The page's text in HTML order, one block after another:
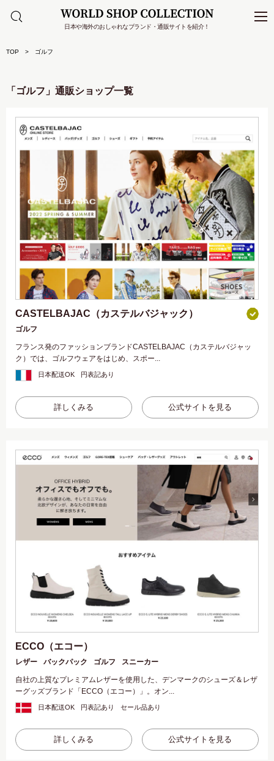
日本や海外のおしゃれなブランド・通販サイトを紹介！
TOP ゴルフ
「ゴルフ」通販ショップ一覧
CASTELBAJAC（カステルバジャック）
ゴルフ
フランス発のファッションブランドCASTELBAJAC（カステルバジャッ
ク）では、ゴルフウェアをはじめ、スポー...
日本配送OK 円表記あり
詳しくみる 公式サイトを見る
ECCO（エコー）
レザー バックパック ゴルフ スニーカー
自社の上質なプレミアムレザーを使用した、デンマークのシューズ＆レザ
ーグッズブランド「ECCO（エコー）」。オン...
日本配送OK 円表記あり セール品あり
詳しくみる 公式サイトを見る